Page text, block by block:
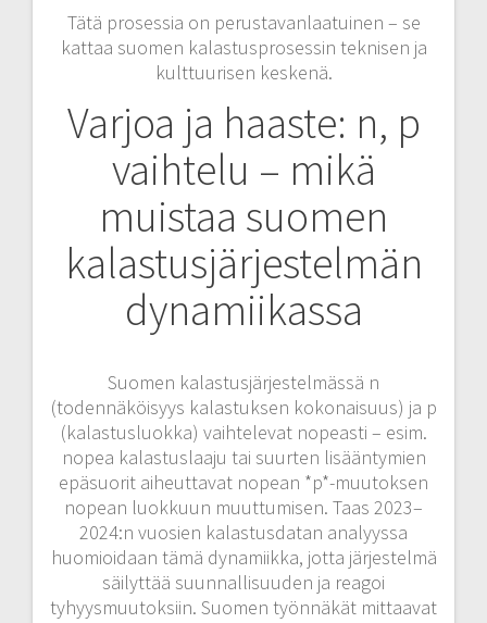
Tätä prosessia on perustavanlaatuinen – se
kattaa suomen kalastusprosessin teknisen ja
kulttuurisen keskenä.
Varjoa ja haaste: n, p
vaihtelu – mikä
muistaa suomen
kalastusjärjestelmän
dynamiikassa
Suomen kalastusjärjestelmässä n
(todennäköisyys kalastuksen kokonaisuus) ja p
(kalastusluokka) vaihtelevat nopeasti – esim.
nopea kalastuslaaju tai suurten lisääntymien
epäsuorit aiheuttavat nopean *p*-muutoksen
nopean luokkuun muuttumisen. Taas 2023–
2024:n vuosien kalastusdatan analyyssa
huomioidaan tämä dynamiikka, jotta järjestelmä
säilyttää suunnallisuuden ja reagoi
tyhyysmuutoksiin. Suomen työnnäkät mittaavat